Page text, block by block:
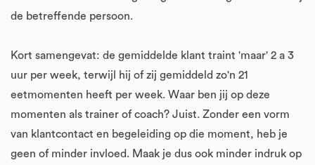
de betreffende persoon.
Kort samengevat: de gemiddelde klant traint 'maar' 2 a 3
uur per week, terwijl hij of zij gemiddeld zo'n 21
eetmomenten heeft per week. Waar ben jij op deze
momenten als trainer of coach? Juist. Zonder een vorm
van klantcontact en begeleiding op die moment, heb je
geen of minder invloed. Maak je dus ook minder indruk op